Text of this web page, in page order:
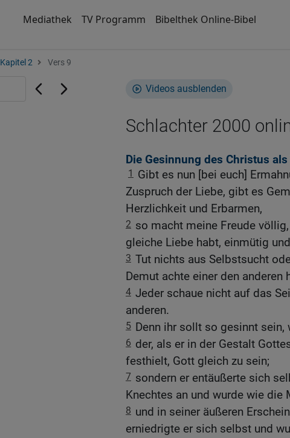
Mediathek TV Programm Bibelthek Online-Bibel
Kapitel 2 Vers 9
Videos ausblenden
Schlachter 2000
Die Gesinnung des Christus
1
Gibt es nun [bei euch]
Zuspruch der Liebe, gibt es
Herzlichkeit und Erbarmen,
2 so macht meine Freude
gleiche Liebe habt, einmütig
3 Tut nichts aus Selbstsucht
Demut achte einer den anderen
4 Jeder schaue nicht auf das
anderen.
5 Denn ihr sollt so gesinnt sein,
6 der, als er in der Gestalt
festhielt, Gott gleich zu sein;
7 sondern er entäußerte sich
Knechtes an und wurde wie die
8 und in seiner äußeren
erniedrigte er sich selbst und